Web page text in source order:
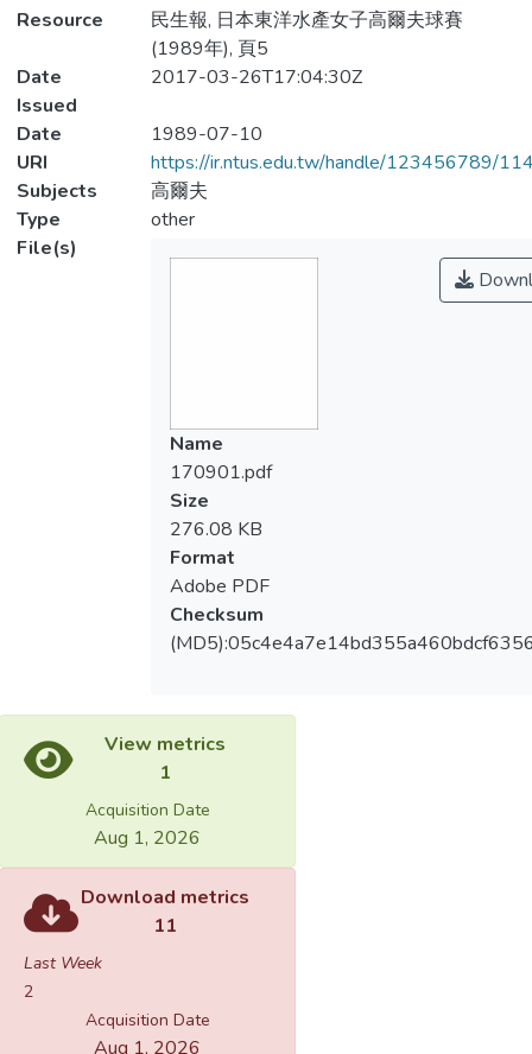
Resource
民生報, 日本東洋水產女子高爾夫球賽
(1989年), 頁5
Date
Issued
2017-03-26T17:04:30Z
Date
1989-07-10
URI
https://ir.ntus.edu.tw/handle/123456789/
Subjects
高爾夫
Type
other
File(s)
Name
170901.pdf
Size
276.08 KB
Format
Adobe PDF
Checksum
View metrics
1
Acquisition Date
Aug 1, 2026
Download metrics
11
Last Week
2
Acquisition Date
Aug 1, 2026